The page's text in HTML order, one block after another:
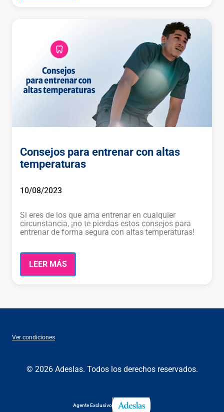
Consejos para entrenar con altas
temperaturas
10/08/2023
Si eres de los que ama entrenar en cualquier
circunstancia, ¡no te pierdas estos consejos para
entrenar de forma segura con altas temperaturas!
LEER MÁS
Ver condiciones
© 2026 Adeslas. Todos los derechos reservados.
Agente Exclusivo